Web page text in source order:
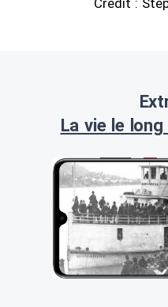
Crédit :
La vie le